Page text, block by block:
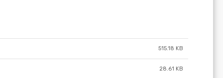
515.18 KB
28.61 KB